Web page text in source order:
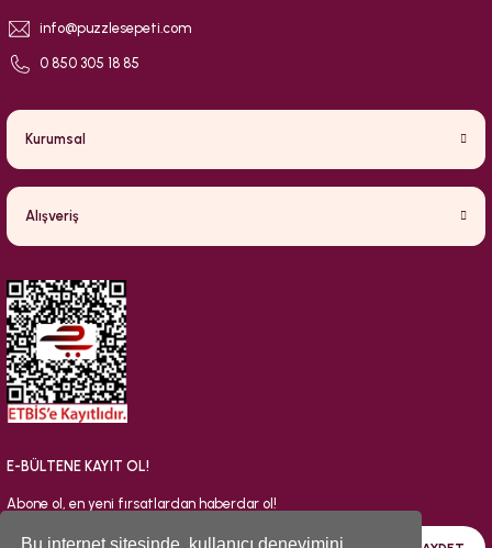
Bu internet sitesinde, kullanıcı deneyimini
info@puzzlesepeti.com
0 850 305 18 85
Kurumsal
Alışveriş
E-BÜLTENE KAYIT OL!
Abone ol, en yeni fırsatlardan haberdar ol!